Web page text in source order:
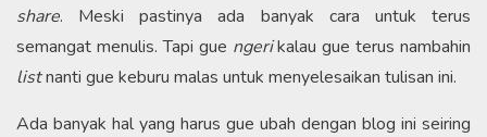
share. Meski pastinya ada banyak cara untuk terus
semangat menulis. Tapi gue ngerikalau gue terus nambahin
listnanti gue keburu malas untuk menyelesaikan tulisan ini.
Ada banyak hal yang harus gue ubah dengan blog ini seiring